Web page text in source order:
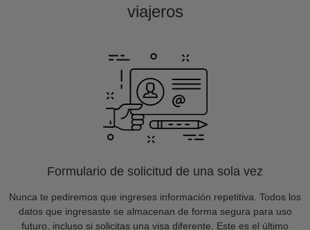
viajeros
Formulario de solicitud de una sola vez
Nunca te pediremos que ingreses información repetitiva. Todos los
datos que ingresaste se almacenan de forma segura para uso
futuro, incluso si solicitas una visa diferente. Este es el último